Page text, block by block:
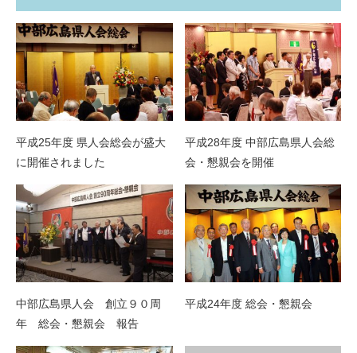
平成25年度 県人会総会が盛大
に開催されました
平成28年度 中部広島県人会総
会・懇親会を開催
中部広島県人会 創立９０周
年 総会・懇親会 報告
平成24年度 総会・懇親会